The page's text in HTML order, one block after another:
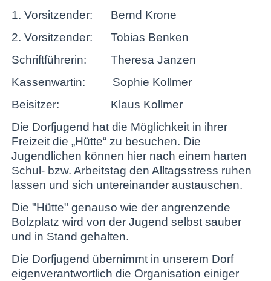
1. Vorsitzender: Bernd Krone
2. Vorsitzender: Tobias Benken
Schriftführerin: Theresa Janzen
Kassenwartin: Sophie Kollmer
Beisitzer: Klaus Kollmer
Die Dorfjugend hat die Möglichkeit in ihrer
Freizeit die „Hütte“ zu besuchen. Die
Jugendlichen können hier nach einem harten
Schul- bzw. Arbeitstag den Alltagsstress ruhen
lassen und sich untereinander austauschen.
Die "Hütte" genauso wie der angrenzende
Bolzplatz wird von der Jugend selbst sauber
und in Stand gehalten.
Die Dorfjugend übernimmt in unserem Dorf
eigenverantwortlich die Organisation einiger